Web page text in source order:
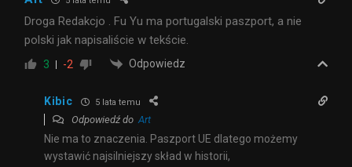
Droga Redakcjo . Fu Yu ma portugalski paszport, a nie
polski jak napisaliście w tekście.
3 -2 Odpowiedz
Kibic 5 lata temu
Odpowiedź doArt
Nie ma to znaczenia. Paszport UE dlatego możemy
wystawić najsilniejszy skład w historii,